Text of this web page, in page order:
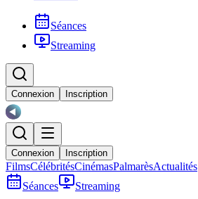
Séances
Streaming
Connexion Inscription
Connexion Inscription
FilmsCélébritésCinémasPalmarèsActualités
Séances
Streaming